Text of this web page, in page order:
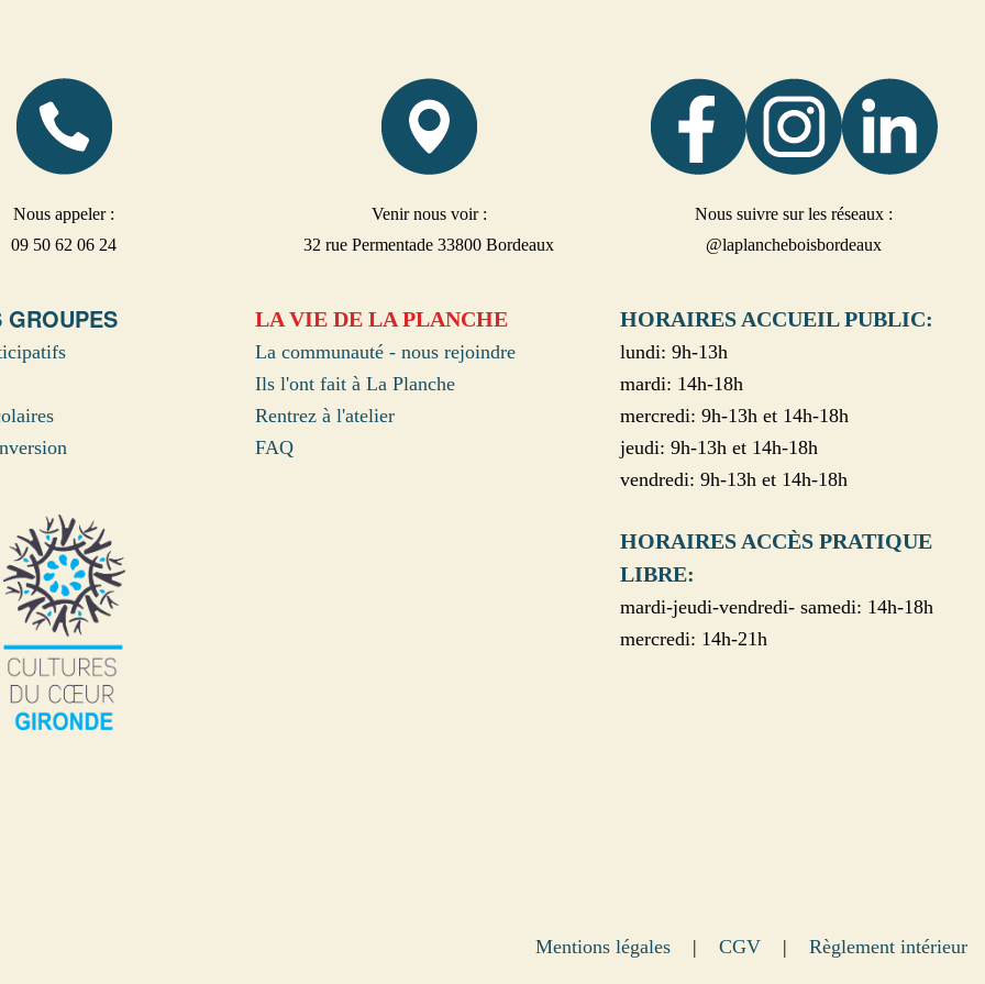
Nous appeler :
09 50 62 06 24
GROUPES
Venir nous voir :
32 rue Permentade 33800 Bordeaux
LA VIE DE LA PLANCHE
La communauté - nous rejoindre
Ils l'ont fait à La Planche
Rentrez à l'atelier
FAQ
Nous suivre sur les réseaux :
@laplancheboisbordeaux
HORAIRES ACCUEIL PUBLIC:
lundi: 9h-13h
mardi: 14h-18h
mercredi: 9h-13h et 14h-18h
jeudi: 9h-13h et 14h-18h
vendredi: 9h-13h et 14h-18h
HORAIRES ACCÈS PRATIQUE
LIBRE:
mardi-jeudi-vendredi- samedi: 14h-18h
mercredi: 14h-21h
Mentions légales | CGV | Règlement intérieur